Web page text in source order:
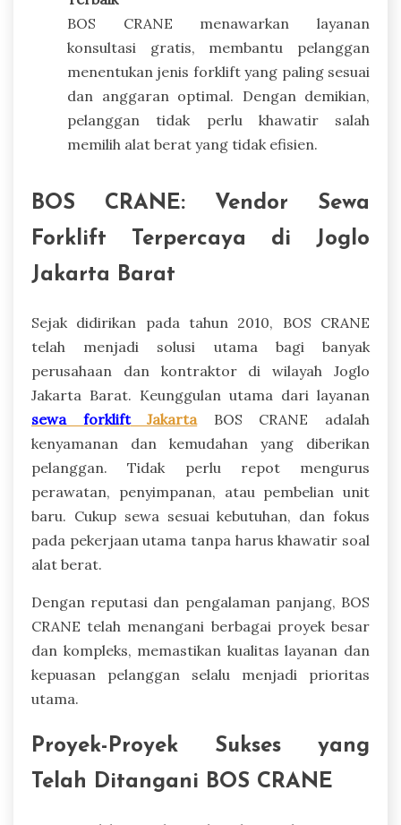
BOS CRANE menawarkan layanan
konsultasi gratis, membantu pelanggan
menentukan jenis forklift yang paling sesuai
dan anggaran optimal. Dengan demikian,
pelanggan tidak perlu khawatir salah
memilih alat berat yang tidak efisien.
BOS CRANE: Vendor Sewa
Forklift Terpercaya di Joglo
Jakarta Barat
Sejak didirikan pada tahun 2010, BOS CRANE
telah menjadi solusi utama bagi banyak
perusahaan dan kontraktor di wilayah Joglo
Jakarta Barat. Keunggulan utama dari layanan
sewa forkliftJakarta BOS CRANE adalah
kenyamanan dan kemudahan yang diberikan
pelanggan. Tidak perlu repot mengurus
perawatan, penyimpanan, atau pembelian unit
baru. Cukup sewa sesuai kebutuhan, dan fokus
pada pekerjaan utama tanpa harus khawatir soal
alat berat.
Dengan reputasi dan pengalaman panjang, BOS
CRANE telah menangani berbagai proyek besar
dan kompleks, memastikan kualitas layanan dan
kepuasan pelanggan selalu menjadi prioritas
utama.
Proyek-Proyek Sukses yang
Telah Ditangani BOS CRANE